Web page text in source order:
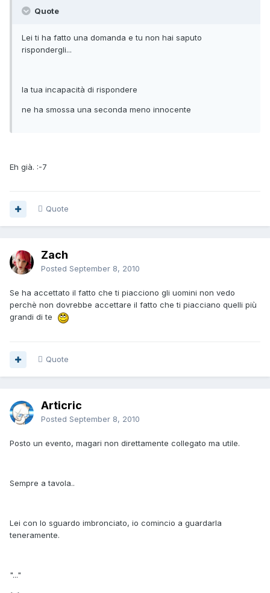
Quote
Lei ti ha fatto una domanda e tu non hai saputo
rispondergli...
la tua incapacità di rispondere
ne ha smossa una seconda meno innocente
Eh già. :-7
Quote
Zach
Posted September 8, 2010
Se ha accettato il fatto che ti piacciono gli uomini non vedo
perchè non dovrebbe accettare il fatto che ti piacciano quelli più
grandi di te
Quote
Articric
Posted September 8, 2010
Posto un evento, magari non direttamente collegato ma utile.
Sempre a tavola..
Lei con lo sguardo imbronciato, io comincio a guardarla
teneramente.
"..."